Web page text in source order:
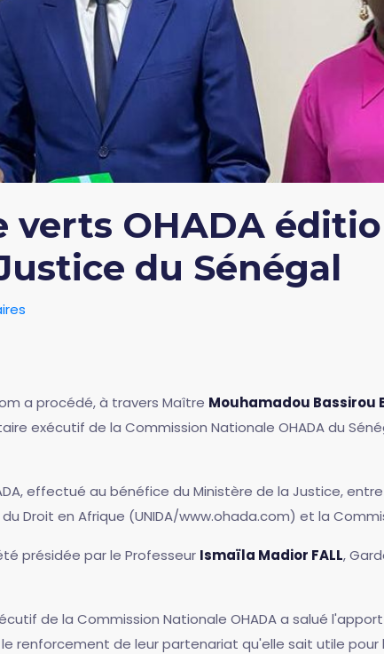
verts OHADA
du Sénégal
a procédé, à travers Maître Mouhamadou Bassirou
exécutif de la Commission Nationale OHADA du
effectué au bénéfice du Ministère de la Justice,
Droit en Afrique (UNIDA/www.ohada.com) et la
présidée par le Professeur Ismaïla Madior FALL,
de la Commission Nationale OHADA a salué
renforcement de leur partenariat qu'elle sait utile